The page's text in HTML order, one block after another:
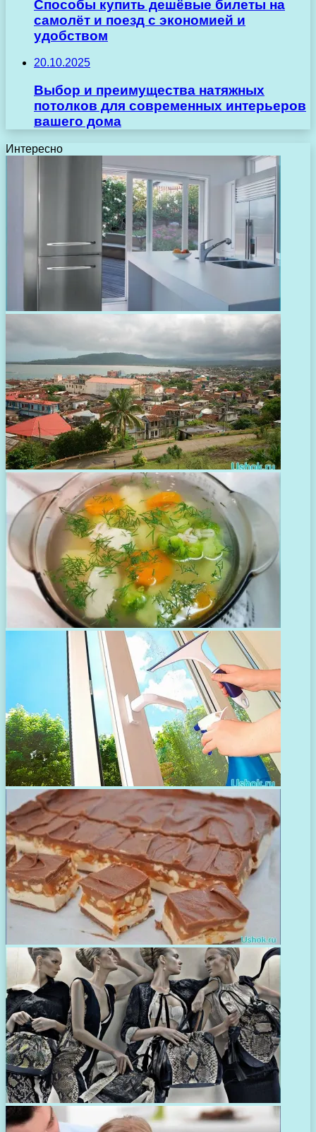
Способы купить дешёвые билеты на
самолёт и поезд с экономией и
удобством
20.10.2025
Выбор и преимущества натяжных
потолков для современных интерьеров
вашего дома
Интересно